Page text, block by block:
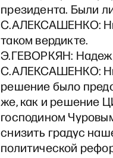
президента. Были
С.АЛЕКСАШЕНКО:
таком вердикте.
Э.ГЕВОРКЯН:
С.АЛЕКСАШЕНКО: Ни
решение было
же, как и решение
господином
снизить градус
политической